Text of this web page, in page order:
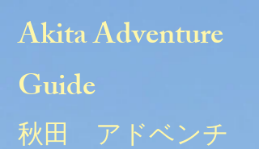
Akita Adventure
Guide
秋田 アドベンチ